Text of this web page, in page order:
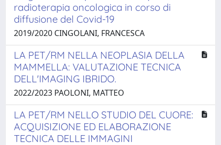
radioterapia oncologica in corso di
diffusione del Covid-19
2019/2020 CINGOLANI, FRANCESCA
LA PET/RM NELLA NEOPLASIA DELLA
MAMMELLA: VALUTAZIONE TECNICA
DELL'IMAGING IBRIDO.
2022/2023 PAOLONI, MATTEO
LA PET/RM NELLO STUDIO DEL CUORE:
ACQUISIZIONE ED ELABORAZIONE
TECNICA DELLE IMMAGINI